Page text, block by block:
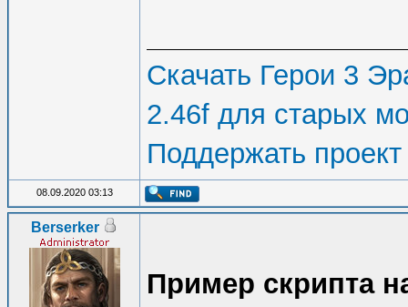
Скачать Герои 3
2.46f для старых
Поддержать проект
08.09.2020 03:13
Berserker
Пример скрипта